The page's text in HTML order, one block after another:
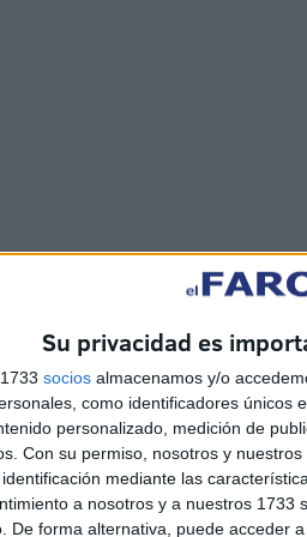
Su privacidad es
socios almacenamos y/o
como identificadores únicos
personalizado, medición de
Con su permiso, nosotros y
mediante las
a nosotros y a nuestros 1733
De forma alternativa, puede acceder
de entradas de subsaharianos
fin de semana. Todos
y otro lado de la frontera.
ciudad buscando de esta forma